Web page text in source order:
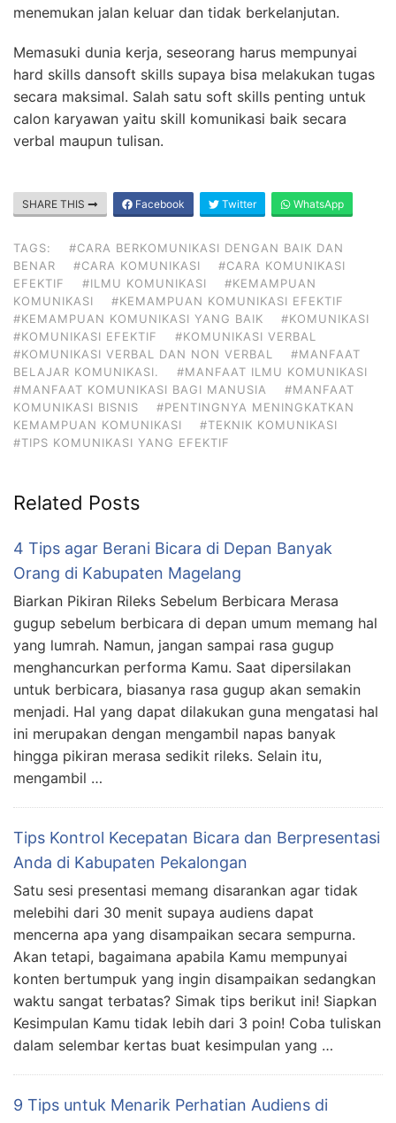
menemukan jalan keluar dan tidak berkelanjutan.
Memasuki dunia kerja, seseorang harus mempunyai
hard skills dansoft skills supaya bisa melakukan tugas
secara maksimal. Salah satu soft skills penting untuk
calon karyawan yaitu skill komunikasi baik secara
verbal maupun tulisan.
SHARE THIS Facebook Twitter WhatsApp
TAGS:
#CARA BERKOMUNIKASI DENGAN BAIK DAN
BENAR
#CARA KOMUNIKASI
#CARA KOMUNIKASI
EFEKTIF
#ILMU KOMUNIKASI
#KEMAMPUAN
KOMUNIKASI
#KEMAMPUAN KOMUNIKASI EFEKTIF
#KEMAMPUAN KOMUNIKASI YANG BAIK
#KOMUNIKASI
#KOMUNIKASI EFEKTIF
#KOMUNIKASI VERBAL
#KOMUNIKASI VERBAL DAN NON VERBAL
#MANFAAT
BELAJAR KOMUNIKASI.
#MANFAAT ILMU KOMUNIKASI
#MANFAAT KOMUNIKASI BAGI MANUSIA
#MANFAAT
KOMUNIKASI BISNIS
#PENTINGNYA MENINGKATKAN
KEMAMPUAN KOMUNIKASI
#TEKNIK KOMUNIKASI
#TIPS KOMUNIKASI YANG EFEKTIF
Related Posts
4 Tips agar Berani Bicara di Depan Banyak
Orang di Kabupaten Magelang
Biarkan Pikiran Rileks Sebelum Berbicara Merasa
gugup sebelum berbicara di depan umum memang hal
yang lumrah. Namun, jangan sampai rasa gugup
menghancurkan performa Kamu. Saat dipersilakan
untuk berbicara, biasanya rasa gugup akan semakin
menjadi. Hal yang dapat dilakukan guna mengatasi hal
ini merupakan dengan mengambil napas banyak
hingga pikiran merasa sedikit rileks. Selain itu,
mengambil …
Tips Kontrol Kecepatan Bicara dan Berpresentasi
Anda di Kabupaten Pekalongan
Satu sesi presentasi memang disarankan agar tidak
melebihi dari 30 menit supaya audiens dapat
mencerna apa yang disampaikan secara sempurna.
Akan tetapi, bagaimana apabila Kamu mempunyai
konten bertumpuk yang ingin disampaikan sedangkan
waktu sangat terbatas? Simak tips berikut ini! Siapkan
Kesimpulan Kamu tidak lebih dari 3 poin! Coba tuliskan
dalam selembar kertas buat kesimpulan yang …
9 Tips untuk Menarik Perhatian Audiens di